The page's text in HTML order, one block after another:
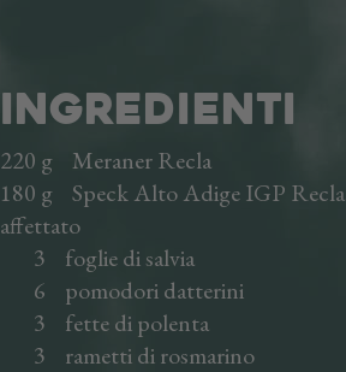
INGREDIENTI
220 g Meraner Recla
180 g Speck Alto Adige IGP Recla
affettato
3 foglie di salvia
6 pomodori datterini
3 fette di polenta
3 rametti di rosmarino